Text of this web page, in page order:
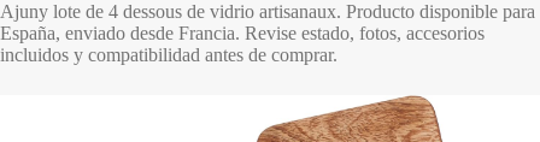
Ajuny lote de 4 dessous de vidrio artisanaux. Producto disponible para
España, enviado desde Francia. Revise estado, fotos, accesorios
incluidos y compatibilidad antes de comprar.